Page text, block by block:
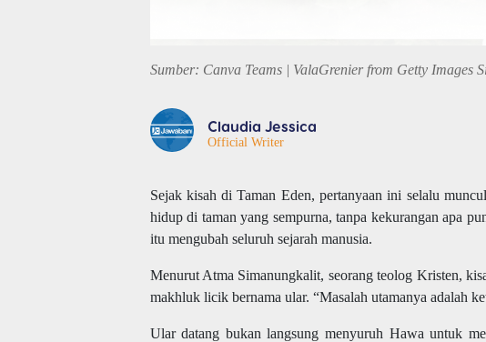
Sumber: Canva Teams | ValaGrenier from Getty Images
Claudia Jessica
Official Writer
Sejak kisah di Taman Eden, pertanyaan ini selalu
hidup di taman yang sempurna, tanpa kekurangan apa
itu mengubah seluruh sejarah manusia.
Menurut Atma Simanungkalit, seorang teolog Kristen,
makhluk licik bernama ular. “Masalah utamanya adalah
Ular datang bukan langsung menyuruh Hawa untuk